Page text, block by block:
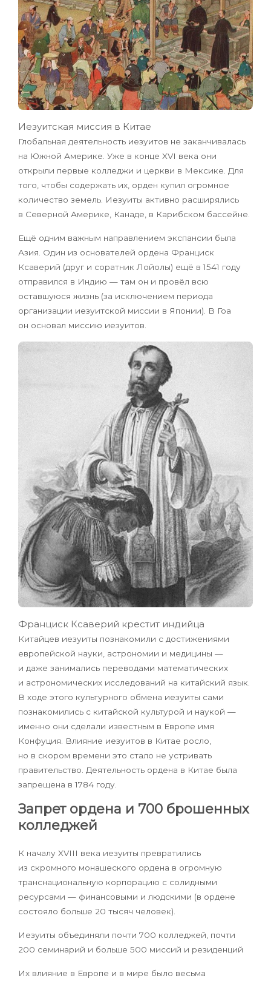
Иезуитская миссия в Китае
Глобальная деятельность иезуитов не заканчивалась
на Южной Америке. Уже в конце XVI века они
открыли первые колледжи и церкви в Мексике. Для
того, чтобы содержать их, орден купил огромное
количество земель. Иезуиты активно расширялись
в Северной Америке, Канаде, в Карибском бассейне.
Ещё одним важным направлением экспансии была
Азия. Один из основателей ордена Франциск
Ксаверий (друг и соратник Лойолы) ещё в 1541 году
отправился в Индию — там он и провёл всю
оставшуюся жизнь (за исключением периода
организации иезуитской миссии в Японии). В Гоа
он основал миссию иезуитов.
Франциск Ксаверий крестит индийца
Китайцев иезуиты познакомили с достижениями
европейской науки, астрономии и медицины —
и даже занимались переводами математических
и астрономических исследований на китайский язык.
В ходе этого культурного обмена иезуиты сами
познакомились с китайской культурой и наукой —
именно они сделали известным в Европе имя
Конфуция. Влияние иезуитов в Китае росло,
но в скором времени это стало не устривать
правительство. Деятельность ордена в Китае была
запрещена в 1784 году.
Запрет ордена и 700 брошенных
колледжей
К началу XVIII века иезуиты превратились
из скромного монашеского ордена в огромную
транснациональную корпорацию с солидными
ресурсами — финансовыми и людскими (в ордене
состояло больше 20 тысяч человек).
Иезуиты объединяли почти 700 колледжей, почти
200 семинарий и больше 500 миссий и резиденций
Их влияние в Европе и в мире было весьма